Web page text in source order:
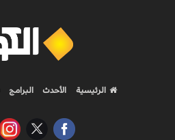
الرئيسية الأحدث البرامج